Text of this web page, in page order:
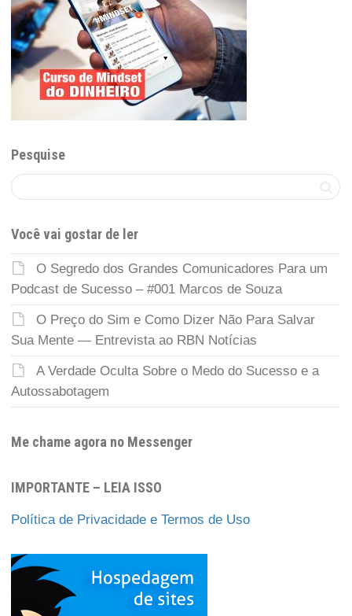
Pesquise
Você vai gostar de ler
O Segredo dos Grandes Comunicadores Para um
Podcast de Sucesso – #001 Marcos de Souza
O Preço do Sim e Como Dizer Não Para Salvar
Sua Mente — Entrevista ao RBN Notícias
A Verdade Oculta Sobre o Medo do Sucesso e a
Autossabotagem
Me chame agora no Messenger
IMPORTANTE – LEIA ISSO
Política de Privacidade e Termos de Uso